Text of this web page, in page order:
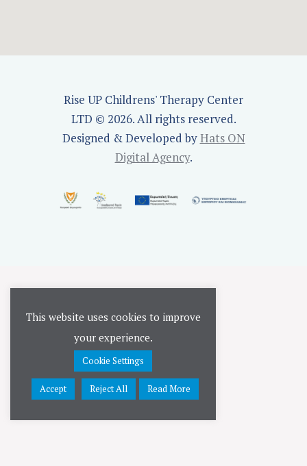
Rise UP Childrens' Therapy Center
LTD © 2026. All rights reserved.
Designed & Developed byHats ON
Digital Agency.
This website uses cookies to improve
your experience.
Cookie Settings
Accept Reject All Read More